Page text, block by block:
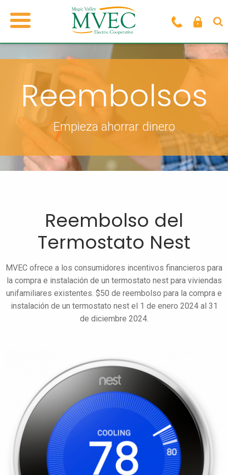
Reembolsos
Empieza ahorrar dinero
Reembolso del
Termostato Nest
MVEC ofrece a los consumidores incentivos financieros para
la compra e instalación de un termostato nest para viviendas
unifamiliares existentes. $50 de reembolso para la compra e
instalación de un termostato nest el 1 de enero 2024 al 31
de diciembre 2024.